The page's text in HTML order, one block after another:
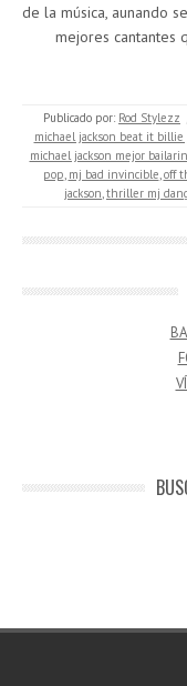
de la música, aunando
mejores cantantes
Publicado por: Rod Stylezz
michael jackson beat it billie
michael jackson mejor
pop, mj bad invincible,off
jackson,thriller mj